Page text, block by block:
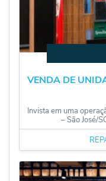
VENDA DE
Invista em uma
– São José/